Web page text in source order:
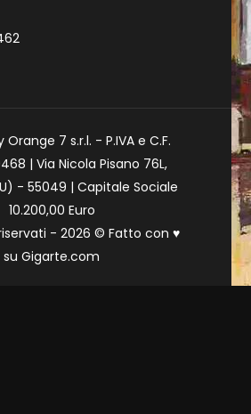
7 s.r.l. - P.IVA e C.F.
| Via Nicola Pisano 76L,
- 55049 | Capitale Sociale
10.200,00 Euro
- 2026 © Fatto con ♥
su Gigarte.com